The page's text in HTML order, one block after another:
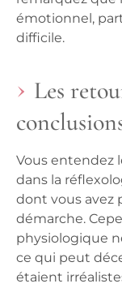
émotionnel,
difficile.
Les
Vous entendez
dans la
dont vous avez
démarche.
physiologique
ce qui peut
étaient